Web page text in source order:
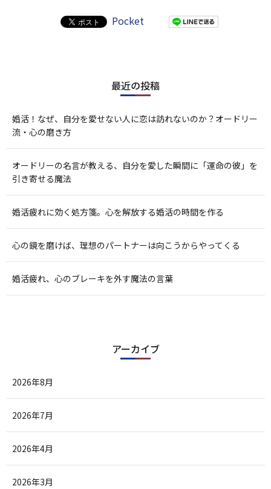
Pocket
最近の投稿
婚活！なぜ、自分を愛せない人に恋は訪れないのか？オードリー
流・心の磨き方
オードリーの名言が教える、自分を愛した瞬間に「運命の彼」を
引き寄せる魔法
婚活疲れに効く処方箋。心を解放する婚活の時間を作る
心の鏡を磨けば、理想のパートナーは向こうからやってくる
婚活疲れ、心のブレーキを外す魔法の言葉
アーカイブ
2026年8月
2026年7月
2026年4月
2026年3月